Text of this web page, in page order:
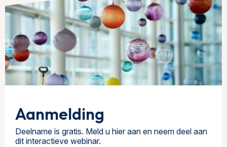
Aanmelding
Deelname is gratis. Meld u hier aan en neem deel aan
dit interactieve webinar.